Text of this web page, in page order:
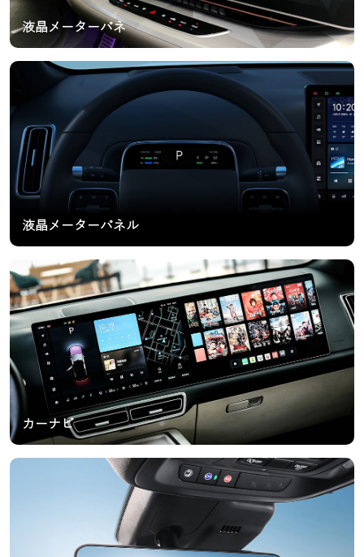
液晶メーターパネ
液晶メーターパネル
カーナビ